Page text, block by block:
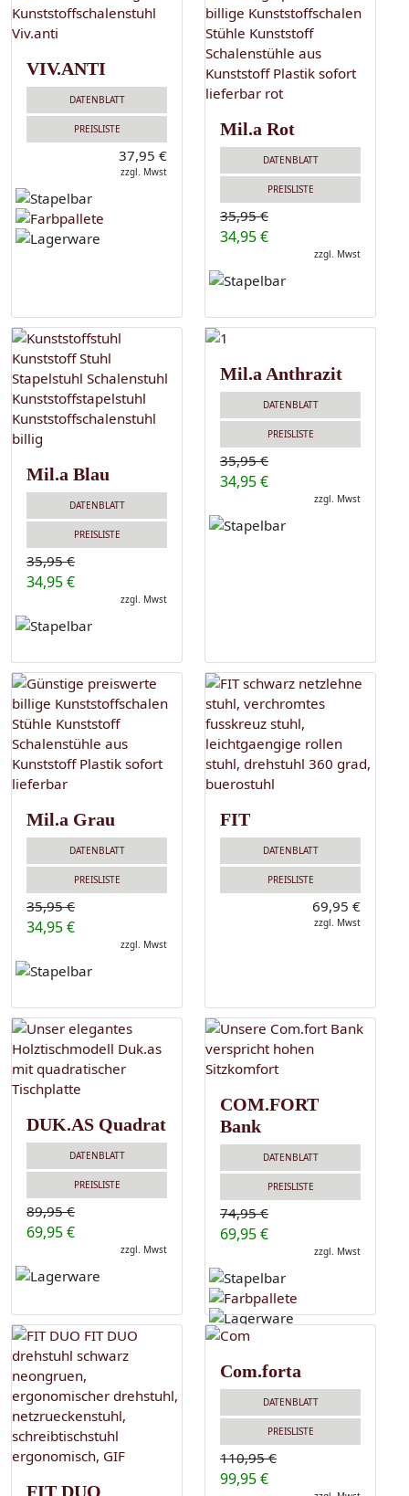
VIV.ANTI
DATENBLATT
PREISLISTE
37,95 €
zzgl. Mwst
Mil.a Rot
DATENBLATT
PREISLISTE
35,95 €
34,95 €
zzgl. Mwst
Mil.a Blau
DATENBLATT
PREISLISTE
35,95 €
34,95 €
zzgl. Mwst
Mil.a Anthrazit
DATENBLATT
PREISLISTE
35,95 €
34,95 €
zzgl. Mwst
Mil.a Grau
DATENBLATT
PREISLISTE
35,95 €
34,95 €
zzgl. Mwst
FIT
DATENBLATT
PREISLISTE
69,95 €
zzgl. Mwst
DUK.AS Quadrat
DATENBLATT
PREISLISTE
89,95 €
69,95 €
zzgl. Mwst
COM.FORT
Bank
DATENBLATT
PREISLISTE
74,95 €
69,95 €
zzgl. Mwst
FIT DUO
Com.forta
DATENBLATT
PREISLISTE
110,95 €
99,95 €